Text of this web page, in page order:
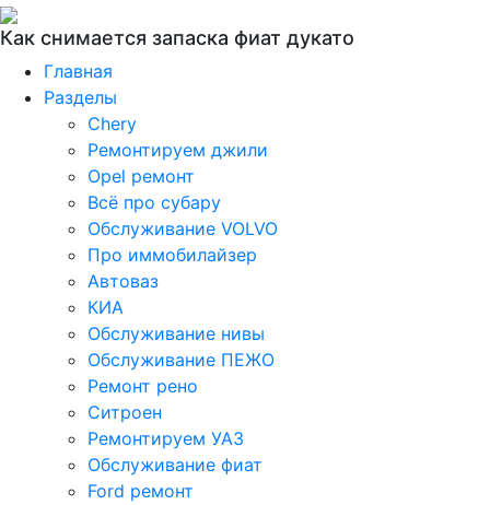
Как снимается запаска фиат дукато
Главная
Разделы
Chery
Ремонтируем джили
Opel ремонт
Всё про субару
Обслуживание VOLVO
Про иммобилайзер
Автоваз
КИА
Обслуживание нивы
Обслуживание ПЕЖО
Ремонт рено
Ситроен
Ремонтируем УАЗ
Обслуживание фиат
Ford ремонт